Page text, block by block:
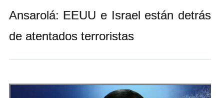
Ansarolá: EEUU e Israel están detrás
de atentados terroristas